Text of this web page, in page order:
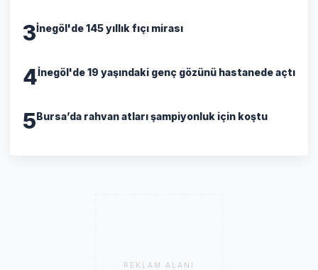
3İnegöl'de 145 yıllık fıçı mirası
4İnegöl'de 19 yaşındaki genç gözünü hastanede açtı
5Bursa’da rahvan atları şampiyonluk için koştu
REKLAM ALANI